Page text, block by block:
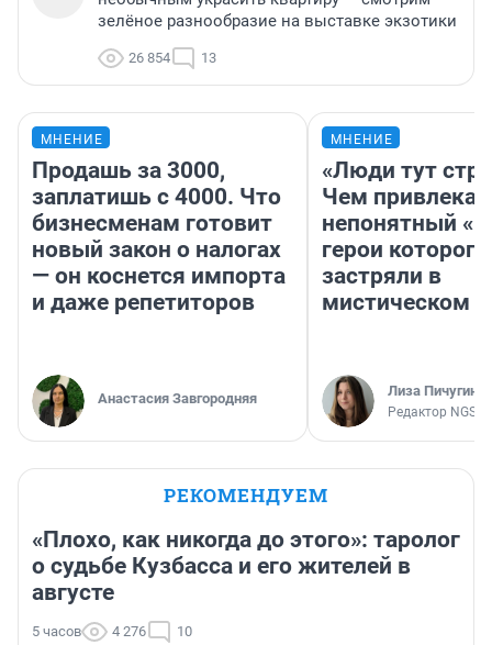
зелёное разнообразие на выставке экзотики
26 854 13
МНЕНИЕ
Продашь за 3000,
заплатишь с 4000. Что
бизнесменам готовит
новый закон о налогах
— он коснется импорта
и даже репетиторов
Анастасия Завгородняя
МНЕНИЕ
«Люди тут
Чем
непонятный
герои которого
застряли в
мистическом
Лиза Пичугина
Редактор
РЕКОМЕНДУЕМ
«Плохо, как никогда до этого»: таролог
о судьбе Кузбасса и его жителей в
августе
5 часов 4 276 10